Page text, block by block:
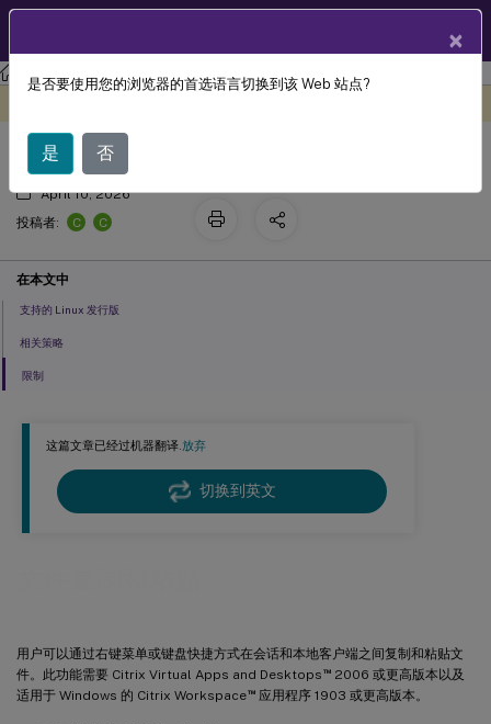
Linux 虚拟投递代理 Linux Virtual Delivery Agent 2305
这篇文章已经过机器翻译.放弃
切换到英文
用户可以通过右键菜单或键盘快捷方式在会话和本地客户端之间复制和粘贴文
件。此功能需要 Citrix Virtual Apps and Desktops ™2006 或更高版本以及
适用于 Windows 的 Citrix Workspace™应用程序 1903 或更高版本。
文件复制和粘贴
April 10, 2026
投稿者:
C C
在本文中
支持的 Linux 发行版
相关策略
限制
×
是否要使用您的浏览器的首选语言切换到该 Web 站点?
是 否